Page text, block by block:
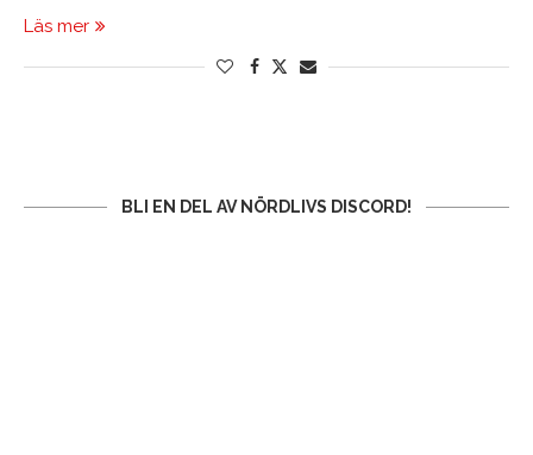
Läs mer
BLI EN DEL AV NÖRDLIVS DISCORD!